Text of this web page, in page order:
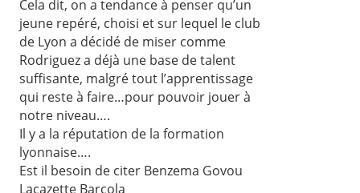
Cela dit, on a tendance à penser qu’un
jeune repéré, choisi et sur lequel le club
de Lyon a décidé de miser comme
Rodriguez a déjà une base de talent
suffisante, malgré tout l’apprentissage
qui reste à faire…pour pouvoir jouer à
notre niveau….
Il y a la réputation de la formation
lyonnaise….
Est il besoin de citer Benzema Govou
Lacazette Barcola